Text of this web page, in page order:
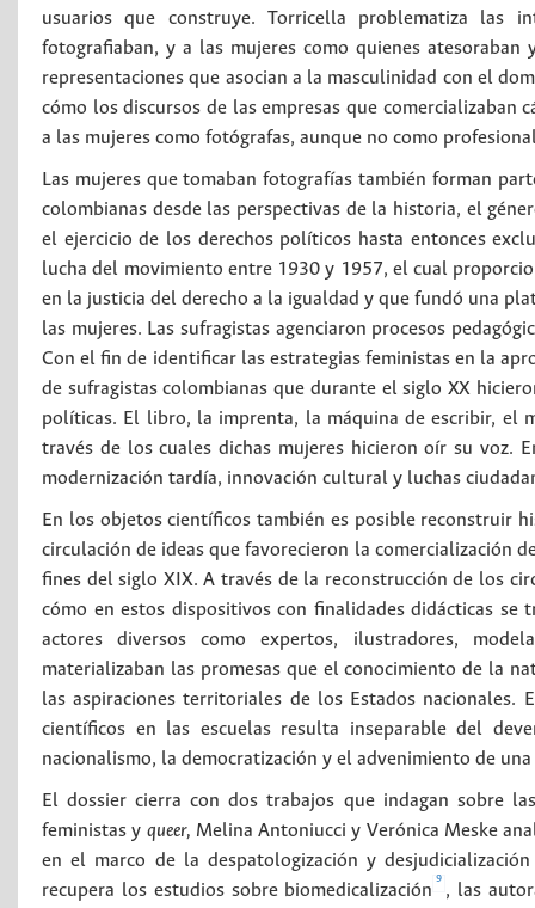
usuarios que construye. Torricella problematiza las
fotografiaban, y a las mujeres como quienes atesoraban
representaciones que asocian a la masculinidad con el
cómo los discursos de las empresas que comercializaban
a las mujeres como fotógrafas, aunque no como
Las mujeres que tomaban fotografías también forman
colombianas desde las perspectivas de la historia, el
el ejercicio de los derechos políticos hasta entonces
lucha del movimiento entre 1930 y 1957, el cual
en la justicia del derecho a la igualdad y que fundó una
las mujeres. Las sufragistas agenciaron procesos
Con el fin de identificar las estrategias feministas en la
de sufragistas colombianas que durante el siglo XX
políticas. El libro, la imprenta, la máquina de escribir, el
través de los cuales dichas mujeres hicieron oír su voz.
modernización tardía, innovación cultural y luchas
En los objetos científicos también es posible reconstruir
circulación de ideas que favorecieron la comercialización
fines del siglo XIX. A través de la reconstrucción de los
cómo en estos dispositivos con finalidades didácticas
actores diversos como expertos, ilustradores,
materializaban las promesas que el conocimiento de la
las aspiraciones territoriales de los Estados
científicos en las escuelas resulta inseparable del
nacionalismo, la democratización y el advenimiento de una
El dossier cierra con dos trabajos que indagan sobre
feministas y queer, Melina Antoniucci y Verónica Meske
en el marco de la despatologización y
recupera los estudios sobre biomedicalización
9
, las